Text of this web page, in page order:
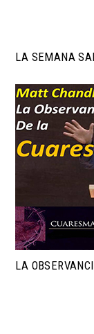
LA SEMANA
LA